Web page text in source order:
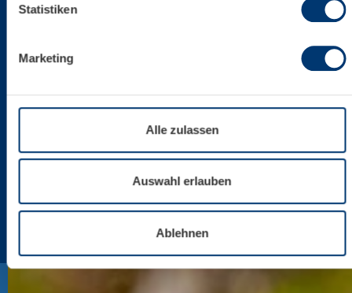
Statistiken
Marketing
Alle zulassen
Auswahl erlauben
Ablehnen